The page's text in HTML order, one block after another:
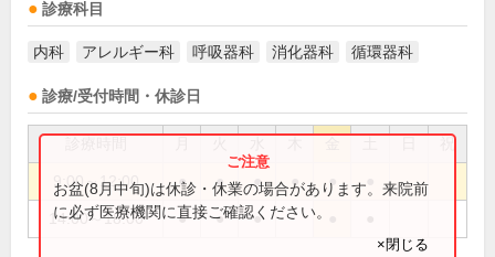
診療科目
内科 アレルギー科 呼吸器科 消化器科 循環器科
診療/受付時間・休診日
祝
9:00～12:00 ● ● ● ● ●
14:00～18:00 ● ● ●
お盆(8月中旬)は休診・休業の場合があります。来院前
に必ず医療機関に直接ご確認ください。
×閉じる